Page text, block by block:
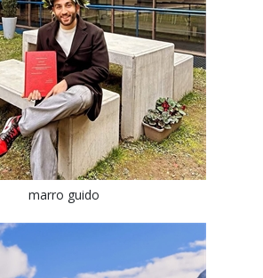
marro guido